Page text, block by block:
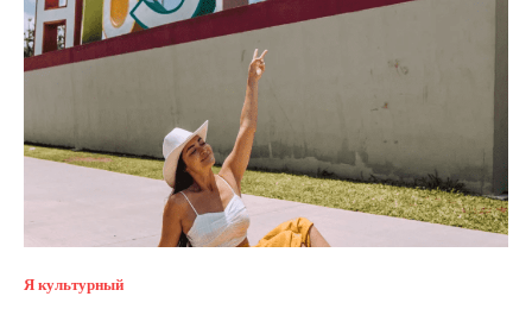
Я культурный